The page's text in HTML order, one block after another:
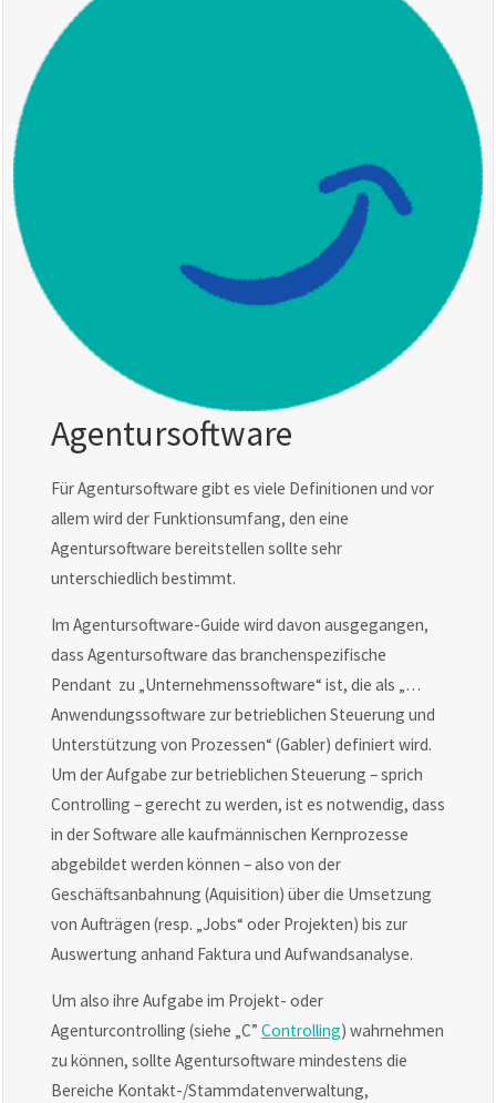
Agentursoftware
Für Agentursoftware gibt es viele Definitionen und vor
allem wird der Funktionsumfang, den eine
Agentursoftware bereitstellen sollte sehr
unterschiedlich bestimmt.
Im Agentursoftware-Guide wird davon ausgegangen,
dass Agentursoftware das branchenspezifische
Pendant zu „Unternehmenssoftware“ ist, die als „…
Anwendungssoftware zur betrieblichen Steuerung und
Unterstützung von Prozessen“ (Gabler) definiert wird.
Um der Aufgabe zur betrieblichen Steuerung – sprich
Controlling – gerecht zu werden, ist es notwendig, dass
in der Software alle kaufmännischen Kernprozesse
abgebildet werden können – also von der
Geschäftsanbahnung (Aquisition) über die Umsetzung
von Aufträgen (resp. „Jobs“ oder Projekten) bis zur
Auswertung anhand Faktura und Aufwandsanalyse.
Um also ihre Aufgabe im Projekt- oder
Agenturcontrolling (siehe „C” Controlling) wahrnehmen
zu können, sollte Agentursoftware mindestens die
Bereiche Kontakt-/Stammdatenverwaltung,